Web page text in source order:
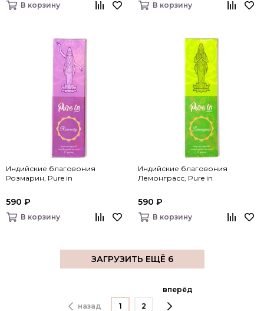
В корзину В корзину
Индийские благовония
Розмарин, Pure in
590 ₽
В корзину
Индийские благовония
Лемонграсс, Pure in
590 ₽
В корзину
ЗАГРУЗИТЬ ЕЩЁ 6
назад 1 2
вперёд